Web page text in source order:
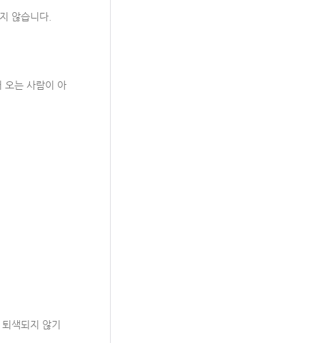
않습니다.
오는 사람이 아
색되지 않기